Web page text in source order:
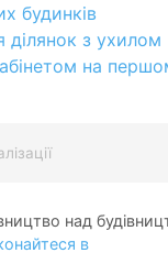
будинків
ділянок з ухилом
на
над
в